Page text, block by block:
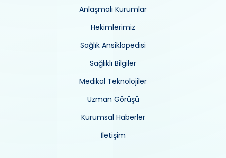
Anlaşmalı Kurumlar
Hekimlerimiz
Sağlık Ansiklopedisi
Sağlıklı Bilgiler
Medikal Teknolojiler
Uzman Görüşü
Kurumsal Haberler
İletişim